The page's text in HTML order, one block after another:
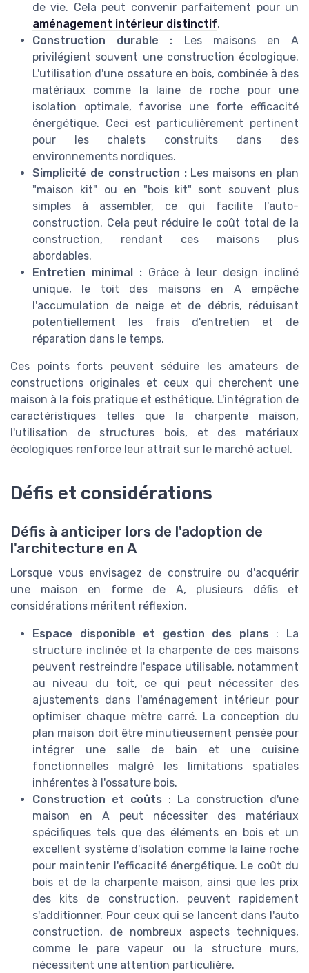
de vie. Cela peut convenir parfaitement pour un
aménagement intérieur distinctif.
Construction durable : Les maisons en A
privilégient souvent une construction écologique.
L'utilisation d'une ossature en bois, combinée à des
matériaux comme la laine de roche pour une
isolation optimale, favorise une forte efficacité
énergétique. Ceci est particulièrement pertinent
pour les chalets construits dans des
environnements nordiques.
Simplicité de construction :Les maisons en plan
"maison kit" ou en "bois kit" sont souvent plus
simples à assembler, ce qui facilite l'auto-
construction. Cela peut réduire le coût total de la
construction, rendant ces maisons plus
abordables.
Entretien minimal :Grâce à leur design incliné
unique, le toit des maisons en A empêche
l'accumulation de neige et de débris, réduisant
potentiellement les frais d'entretien et de
réparation dans le temps.
Ces points forts peuvent séduire les amateurs de
constructions originales et ceux qui cherchent une
maison à la fois pratique et esthétique. L'intégration de
caractéristiques telles que la charpente maison,
l'utilisation de structures bois, et des matériaux
écologiques renforce leur attrait sur le marché actuel.
Défis et considérations
Défis à anticiper lors de l'adoption de
l'architecture en A
Lorsque vous envisagez de construire ou d'acquérir
une maison en forme de A, plusieurs défis et
considérations méritent réflexion.
Espace disponible et gestion des plans : La
structure inclinée et la charpente de ces maisons
peuvent restreindre l'espace utilisable, notamment
au niveau du toit, ce qui peut nécessiter des
ajustements dans l'aménagement intérieur pour
optimiser chaque mètre carré. La conception du
plan maison doit être minutieusement pensée pour
intégrer une salle de bain et une cuisine
fonctionnelles malgré les limitations spatiales
inhérentes à l'ossature bois.
Construction et coûts : La construction d'une
maison en A peut nécessiter des matériaux
spécifiques tels que des éléments en bois et un
excellent système d'isolation comme la laine roche
pour maintenir l'efficacité énergétique. Le coût du
bois et de la charpente maison, ainsi que les prix
des kits de construction, peuvent rapidement
s'additionner. Pour ceux qui se lancent dans l'auto
construction, de nombreux aspects techniques,
comme le pare vapeur ou la structure murs,
nécessitent une attention particulière.